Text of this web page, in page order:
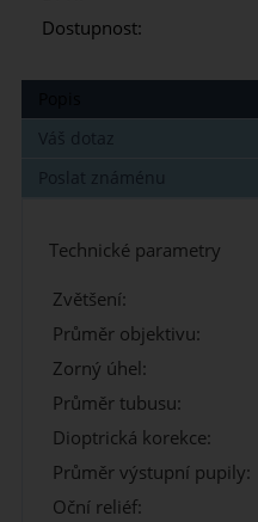
Dostupnost:
Váš dotaz
Poslat známénu
Technické parametry
Zvětšení:
Průměr objektivu:
Zorný úhel:
Průměr tubusu:
Dioptrická korekce:
Průměr výstupní pupily:
Oční reliéf: